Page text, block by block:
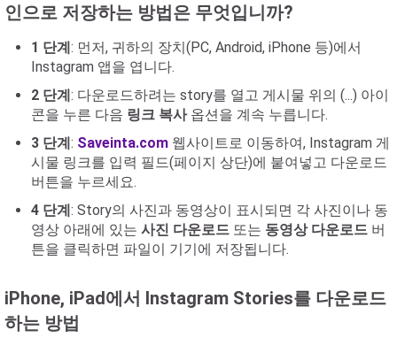
인으로 저장하는 방법은 무엇입니까?
1 단계: 먼저, 귀하의 장치(PC, Android, iPhone 등)에서
Instagram 앱을 엽니다.
2 단계: 다운로드하려는 story를 열고 게시물 위의 (...) 아이
콘을 누른 다음 링크 복사옵션을 계속 누릅니다.
3 단계: Saveinta.com 웹사이트로 이동하여, Instagram 게
시물 링크를 입력 필드(페이지 상단)에 붙여넣고 다운로드
버튼을 누르세요.
4 단계: Story의 사진과 동영상이 표시되면 각 사진이나 동
영상 아래에 있는 사진 다운로드 또는 동영상 다운로드 버
튼을 클릭하면 파일이 기기에 저장됩니다.
iPhone, iPad에서 Instagram Stories를 다운로드
하는 방법